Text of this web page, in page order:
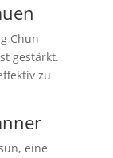
Chun
gestärkt.
zu
eine